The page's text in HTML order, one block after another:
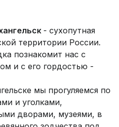
- сухопутная
территории России.
познакомит нас с
и с его гордостью -
мы прогуляемся по
и уголками,
дворами, музеями, в